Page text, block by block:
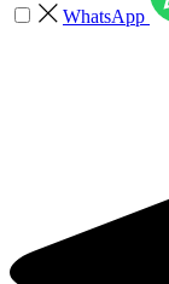
WhatsApp